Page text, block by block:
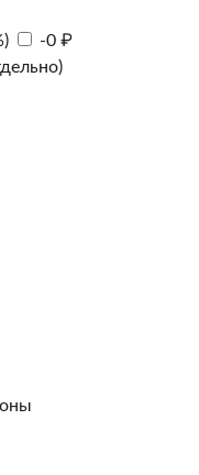
-0 ₽